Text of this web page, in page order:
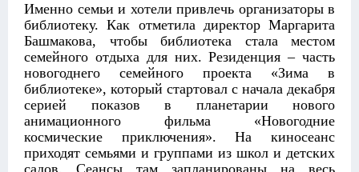
Именно семьи и хотели привлечь организаторы в
библиотеку. Как отметила директор Маргарита
Башмакова, чтобы библиотека стала местом
семейного отдыха для них. Резиденция – часть
новогоднего семейного проекта «Зима в
библиотеке», который стартовал с начала декабря
серией показов в планетарии нового
анимационного фильма «Новогодние
космические приключения». На киносеанс
приходят семьями и группами из школ и детских
садов. Сеансы там запланированы на весь